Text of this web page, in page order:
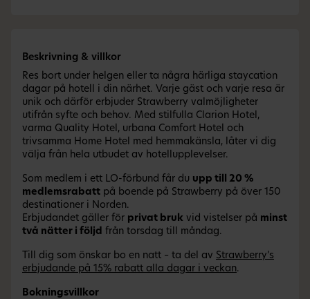
Beskrivning & villkor
Res bort under helgen eller ta några härliga staycation
dagar på hotell i din närhet. Varje gäst och varje resa är
unik och därför erbjuder Strawberry valmöjligheter
utifrån syfte och behov. Med stilfulla Clarion Hotel,
varma Quality Hotel, urbana Comfort Hotel och
trivsamma Home Hotel med hemmakänsla, låter vi dig
välja från hela utbudet av hotellupplevelser.
Som medlem i ett LO-förbund får du upp till 20 %
medlemsrabatt på boende på Strawberry på över 150
destinationer i Norden.
Erbjudandet gäller för privat bruk vid vistelser på minst
två nätter i följd från torsdag till måndag.
Till dig som önskar bo en natt – ta del av Strawberry’s
erbjudande på 15% rabatt alla dagar i veckan.
Bokningsvillkor